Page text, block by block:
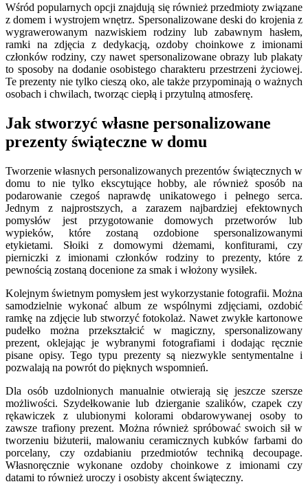
Wśród popularnych opcji znajdują się również przedmioty związane
z domem i wystrojem wnętrz. Spersonalizowane deski do krojenia z
wygrawerowanym nazwiskiem rodziny lub zabawnym hasłem,
ramki na zdjęcia z dedykacją, ozdoby choinkowe z imionami
członków rodziny, czy nawet spersonalizowane obrazy lub plakaty
to sposoby na dodanie osobistego charakteru przestrzeni życiowej.
Te prezenty nie tylko cieszą oko, ale także przypominają o ważnych
osobach i chwilach, tworząc ciepłą i przytulną atmosferę.
Jak stworzyć własne personalizowane
prezenty świąteczne w domu
Tworzenie własnych personalizowanych prezentów świątecznych w
domu to nie tylko ekscytujące hobby, ale również sposób na
podarowanie czegoś naprawdę unikatowego i pełnego serca.
Jednym z najprostszych, a zarazem najbardziej efektownych
pomysłów jest przygotowanie domowych przetworów lub
wypieków, które zostaną ozdobione spersonalizowanymi
etykietami. Słoiki z domowymi dżemami, konfiturami, czy
pierniczki z imionami członków rodziny to prezenty, które z
pewnością zostaną docenione za smak i włożony wysiłek.
Kolejnym świetnym pomysłem jest wykorzystanie fotografii. Można
samodzielnie wykonać album ze wspólnymi zdjęciami, ozdobić
ramkę na zdjęcie lub stworzyć fotokolaż. Nawet zwykłe kartonowe
pudełko można przekształcić w magiczny, spersonalizowany
prezent, oklejając je wybranymi fotografiami i dodając ręcznie
pisane opisy. Tego typu prezenty są niezwykle sentymentalne i
pozwalają na powrót do pięknych wspomnień.
Dla osób uzdolnionych manualnie otwierają się jeszcze szersze
możliwości. Szydełkowanie lub dzierganie szalików, czapek czy
rękawiczek z ulubionymi kolorami obdarowywanej osoby to
zawsze trafiony prezent. Można również spróbować swoich sił w
tworzeniu biżuterii, malowaniu ceramicznych kubków farbami do
porcelany, czy ozdabianiu przedmiotów techniką decoupage.
Własnoręcznie wykonane ozdoby choinkowe z imionami czy
datami to również uroczy i osobisty akcent świąteczny.